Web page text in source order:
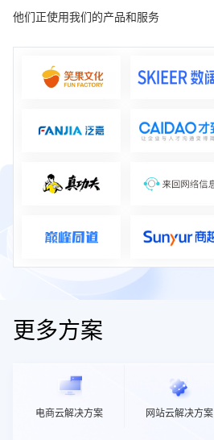
他们正使用我们的产品和服务
更多方案
电商云解决方案 网站云解决方案